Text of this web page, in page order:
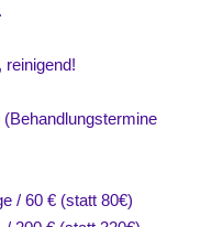
reinigend!
(Behandlungstermine
/ 60 € (statt 80€)